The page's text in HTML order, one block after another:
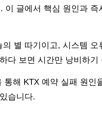
이 글에서 핵심 원인과
별 따기이고, 시스템
다 보면 시간만 낭비하기
해 KTX 예약 실패 원인
습니다.